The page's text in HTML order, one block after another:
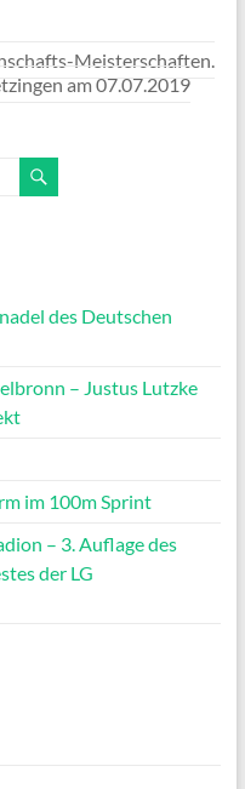
Meisterschaften.
am 07.07.2019
des Deutschen
– Justus Lutzke
im 100m Sprint
– 3. Auflage des
der LG